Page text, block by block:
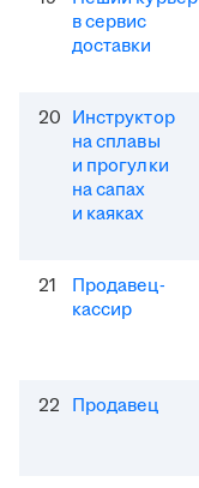
в сервис
доставки
20 Инструктор
на сплавы
и прогулки
на сапах
и каяках
21
Продавец-
кассир
22 Продавец